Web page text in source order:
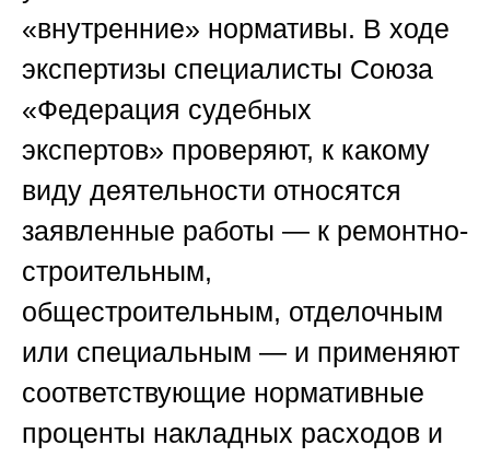
«внутренние» нормативы. В ходе
экспертизы специалисты Союза
«Федерация судебных
экспертов» проверяют, к какому
виду деятельности относятся
заявленные работы — к ремонтно-
строительным,
общестроительным, отделочным
или специальным — и применяют
соответствующие нормативные
проценты накладных расходов и